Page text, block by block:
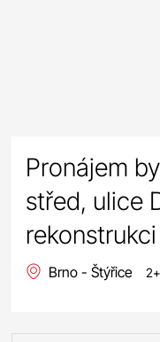
Pronájem
střed, ulice
rekonstrukci
Brno - Štýřice